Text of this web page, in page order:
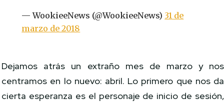
— WookieeNews (@WookieeNews) 31 de
marzo de 2018
Dejamos atrás un extraño mes de marzo y nos
centramos en lo nuevo: abril. Lo primero que nos da
cierta esperanza es el personaje de inicio de sesión,